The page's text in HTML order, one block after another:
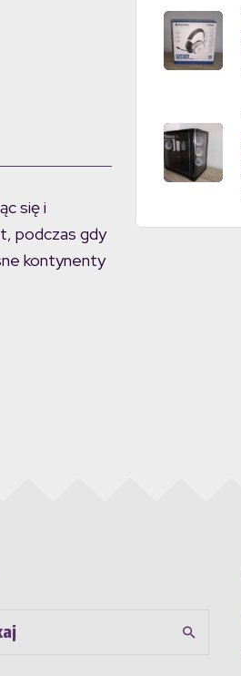
się i
podczas gdy
kontynenty